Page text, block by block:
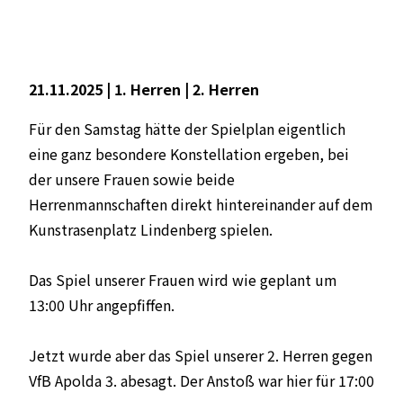
21.11.2025 | 1. Herren | 2. Herren
Für den Samstag hätte der Spielplan eigentlich
eine ganz besondere Konstellation ergeben, bei
der unsere Frauen sowie beide
Herrenmannschaften direkt hintereinander auf dem
Kunstrasenplatz Lindenberg spielen.
Das Spiel unserer Frauen wird wie geplant um
13:00 Uhr angepfiffen.
Jetzt wurde aber das Spiel unserer 2. Herren gegen
VfB Apolda 3. abesagt. Der Anstoß war hier für 17:00